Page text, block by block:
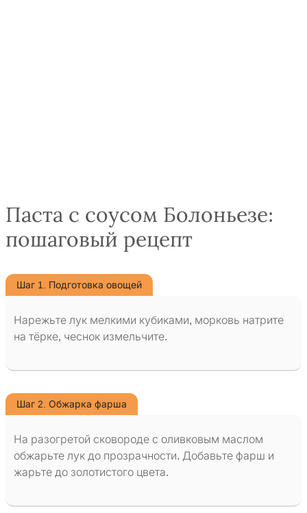
Паста с соусом Болоньезе:
пошаговый рецепт
Шаг 1. Подготовка овощей
Нарежьте лук мелкими кубиками, морковь натрите
на тёрке, чеснок измельчите.
Шаг 2. Обжарка фарша
На разогретой сковороде с оливковым маслом
обжарьте лук до прозрачности. Добавьте фарш и
жарьте до золотистого цвета.